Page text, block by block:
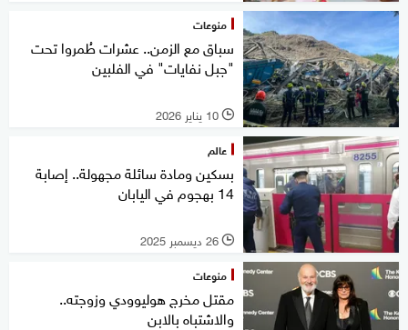
منوعات
سباق مع الزمن.. عشرات طُمروا تحت
"جبل نفايات" في الفلبين
l 10 يناير 2026
عالم
بسكين ومادة سائلة مجهولة.. إصابة
14 بهجوم في اليابان
l 26 ديسمبر 2025
منوعات
مقتل مخرج هوليوودي وزوجته..
والاشتباه بالابن